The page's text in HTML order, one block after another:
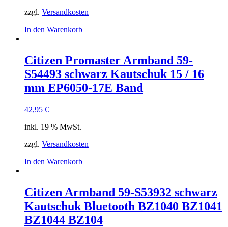
zzgl. Versandkosten
In den Warenkorb
Citizen Promaster Armband 59-
S54493 schwarz Kautschuk 15 / 16
mm EP6050-17E Band
42,95 €
inkl. 19 % MwSt.
zzgl. Versandkosten
In den Warenkorb
Citizen Armband 59-S53932 schwarz
Kautschuk Bluetooth BZ1040 BZ1041
BZ1044 BZ104